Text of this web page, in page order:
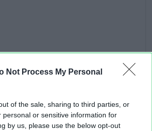
Not Process My Personal
of the sale, sharing to third parties, or
personal or sensitive information for
by us, please use the below opt-out